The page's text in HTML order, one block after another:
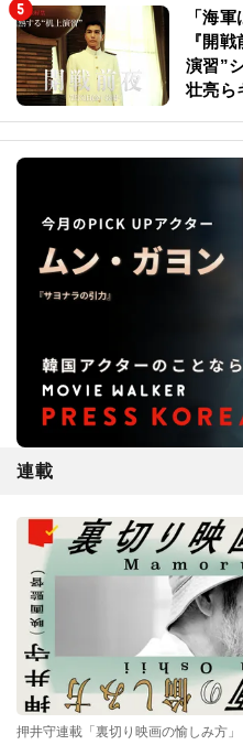
「海
『開
演習”
壮亮ら
連載
押井守連載「裏切り映画の愉しみ方」